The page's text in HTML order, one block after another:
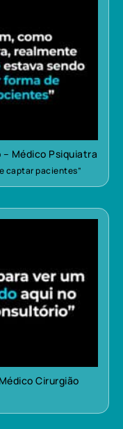
Médico Psiquiatra
captar pacientes”
Cirurgião